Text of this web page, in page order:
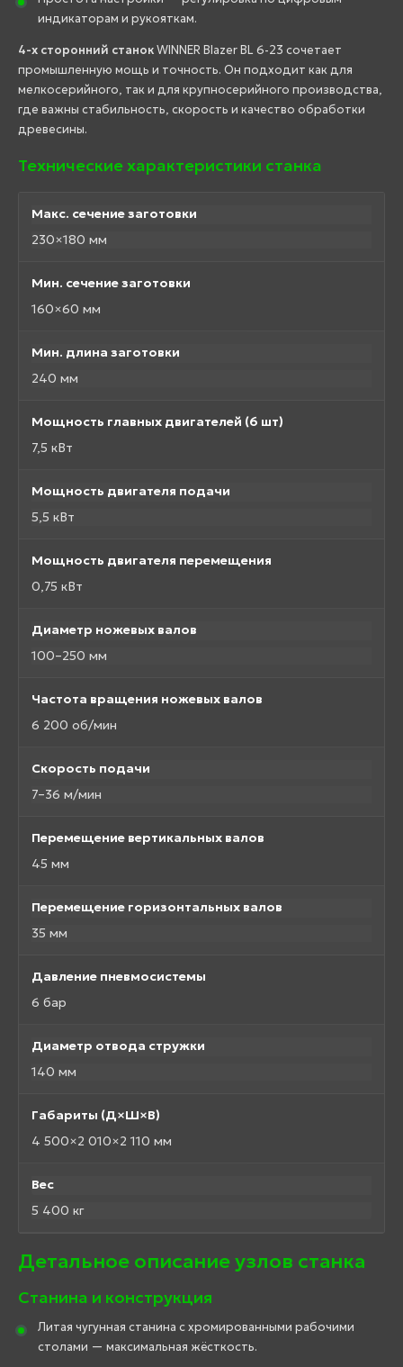
индикаторам и рукояткам.
4-х сторонний станокWINNER Blazer BL 6-23 сочетает
промышленную мощь и точность. Он подходит как для
мелкосерийного, так и для крупносерийного производства,
где важны стабильность, скорость и качество обработки
древесины.
Технические характеристики станка
Макс. сечение заготовки
230×180 мм
Мин. сечение заготовки
160×60 мм
Мин. длина заготовки
240 мм
Мощность главных двигателей (6 шт)
7,5 кВт
Мощность двигателя подачи
5,5 кВт
Мощность двигателя перемещения
0,75 кВт
Диаметр ножевых валов
100–250 мм
Частота вращения ножевых валов
6 200 об/мин
Скорость подачи
7–36 м/мин
Перемещение вертикальных валов
45 мм
Перемещение горизонтальных валов
35 мм
Давление пневмосистемы
6 бар
Диаметр отвода стружки
140 мм
Габариты (Д×Ш×В)
4 500×2 010×2 110 мм
Вес
5 400 кг
Детальное описание узлов станка
Станина и конструкция
Литая чугунная станина с хромированными рабочими
столами — максимальная жёсткость.